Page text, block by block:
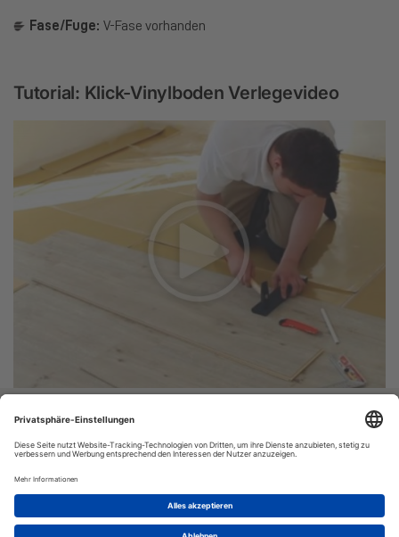
Fase/Fuge: V-Fase vorhanden
Tutorial: Klick-Vinylboden Verlegevideo
Vinyl-24.de
Bestellung:
Versand